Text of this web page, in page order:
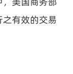
有效的交易